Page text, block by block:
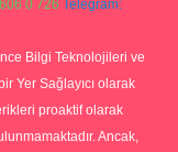
0 726 Telegram:
Bilgi Teknolojileri ve
Yer Sağlayıcı olarak
proaktif olarak
Ancak,